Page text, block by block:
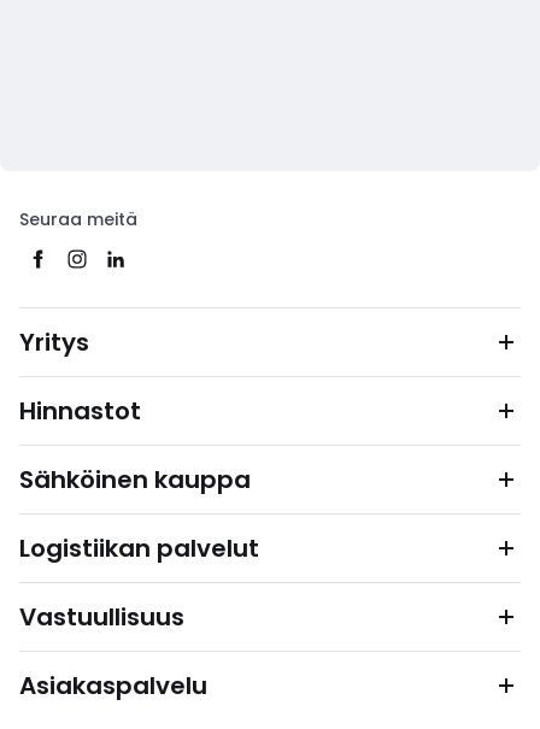
Seuraa meitä
Yritys
Hinnastot
Sähköinen kauppa
Logistiikan palvelut
Vastuullisuus
Asiakaspalvelu